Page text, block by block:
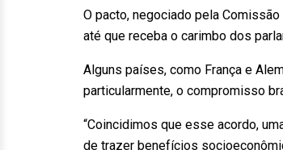
O pacto, negociado pela
até que receba o carimbo dos
Alguns países, como França e
particularmente, o compromisso
“Coincidimos que esse acordo,
de trazer benefícios